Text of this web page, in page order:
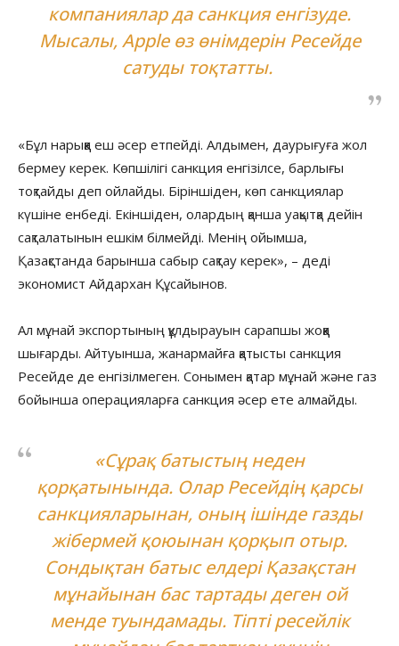
компаниялар да санкция енгізуде.
Мысалы, Apple өз өнімдерін Ресейде
сатуды тоқтатты.
«Бұл нарыққа еш әсер етпейді. Алдымен, даурығуға жол
бермеу керек. Көпшілігі санкция енгізілсе, барлығы
тоқтайды деп ойлайды. Біріншіден, көп санкциялар
күшіне енбеді. Екіншіден, олардың қанша уақытқа дейін
сақталатынын ешкім білмейді. Менің ойымша,
Қазақстанда барынша сабыр сақтау керек», – деді
экономист Айдархан Құсайынов.
Ал мұнай экспортының құлдырауын сарапшы жоққа
шығарды. Айтуынша, жанармайға қатысты санкция
Ресейде де енгізілмеген. Сонымен қатар мұнай және газ
бойынша операцияларға санкция әсер ете алмайды.
«Сұрақ батыстың неден
қорқатынында. Олар Ресейдің қарсы
санкцияларынан, оның ішінде газды
жібермей қоюынан қорқып отыр.
Сондықтан батыс елдері Қазақстан
мұнайынан бас тартады деген ой
менде туындамады. Тіпті ресейлік